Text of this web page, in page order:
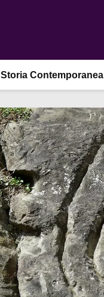
Storia Contemporanea